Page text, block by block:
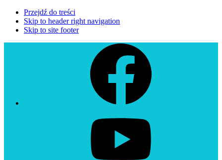
Przejdź do treści
Skip to header right navigation
Skip to site footer